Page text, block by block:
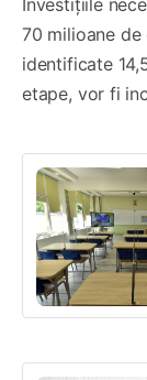
70 milioane de
identificate
etape, vor fi